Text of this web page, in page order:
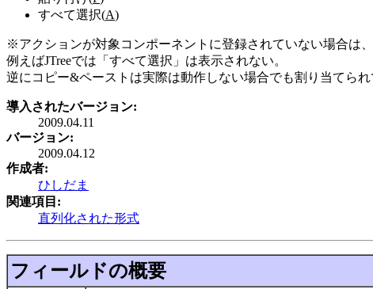
すべて選択(A)
※アクションが対象コンポーネントに登録されていない場合は
例えばJTreeでは「すべて選択」は表示されない。
逆にコピー&ペーストは実際は動作しない場合でも割り当てら
導入されたバージョン:
2009.04.11
バージョン:
2009.04.12
作成者:
ひしだま
関連項目:
直列化された形式
フィールドの概要